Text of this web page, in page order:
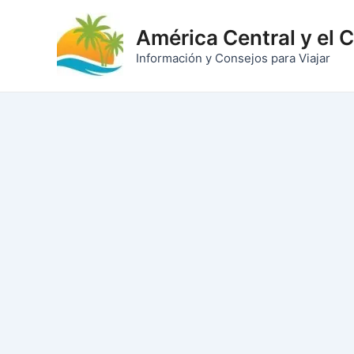
contenido
América Central y el
Información y Consejos para Viajar